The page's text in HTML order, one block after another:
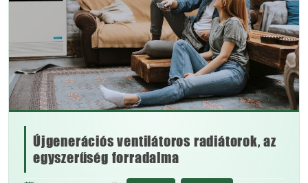
Újgenerációs ventilátoros radiátorok, az
egyszerűség forradalma